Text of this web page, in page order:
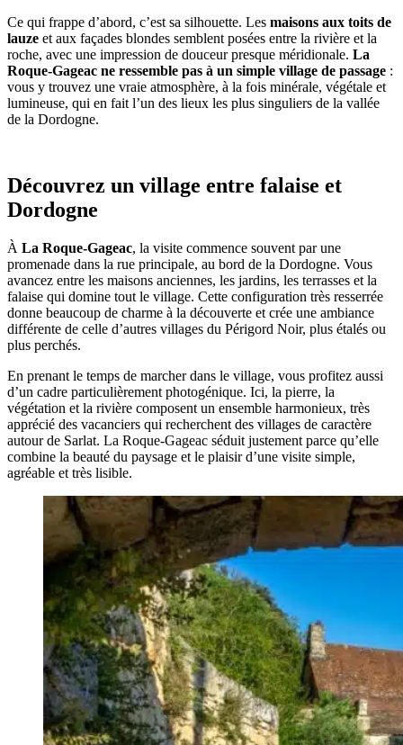
Ce qui frappe d’abord, c’est sa silhouette. Les maisons aux toits de
lauze et aux façades blondes semblent posées entre la rivière et la
roche, avec une impression de douceur presque méridionale. La
Roque-Gageac ne ressemble pas à un simple village de passage :
vous y trouvez une vraie atmosphère, à la fois minérale, végétale et
lumineuse, qui en fait l’un des lieux les plus singuliers de la vallée
de la Dordogne.
Découvrez un village entre falaise et
Dordogne
À La Roque-Gageac, la visite commence souvent par une
promenade dans la rue principale, au bord de la Dordogne. Vous
avancez entre les maisons anciennes, les jardins, les terrasses et la
falaise qui domine tout le village. Cette configuration très resserrée
donne beaucoup de charme à la découverte et crée une ambiance
différente de celle d’autres villages du Périgord Noir, plus étalés ou
plus perchés.
En prenant le temps de marcher dans le village, vous profitez aussi
d’un cadre particulièrement photogénique. Ici, la pierre, la
végétation et la rivière composent un ensemble harmonieux, très
apprécié des vacanciers qui recherchent des villages de caractère
autour de Sarlat. La Roque-Gageac séduit justement parce qu’elle
combine la beauté du paysage et le plaisir d’une visite simple,
agréable et très lisible.